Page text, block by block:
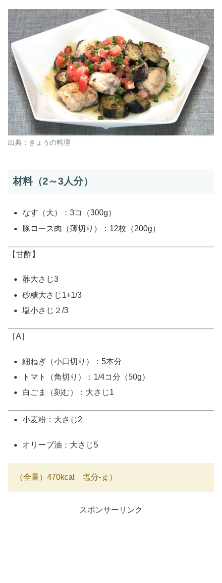
出典：きょうの料理
材料（2～3人分）
なす（大）：3コ（300g）
豚ロース肉（薄切り）： 12枚（200g）
【甘酢】
酢大さじ3
砂糖大さじ1+1/3
塩小さじ２/3
［A］
細ねぎ（小口切り）：5本分
トマト（角切り）： 1/4コ分（50g）
白ごま（刻む）： 大さじ1
小麦粉： 大さじ2
オリーブ油： 大さじ5
（全量）470kcal 塩分-ｇ）
スポンサーリンク